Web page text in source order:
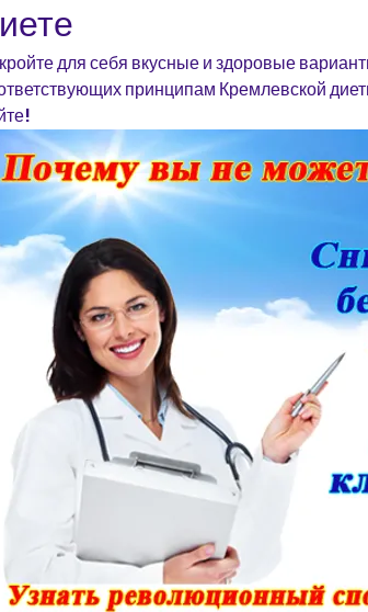
для себя вкусные и здоровые
принципам Кремлевской